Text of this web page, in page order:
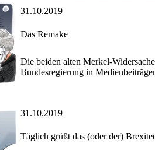
31.10.2019
Das Remake
Die beiden alten Merkel-
Bundesregierung in
31.10.2019
Täglich grüßt das (oder der)